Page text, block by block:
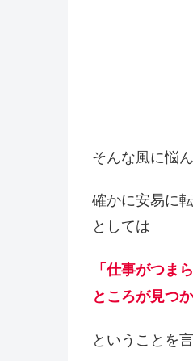
そんな風に悩
確かに安易に
としては
「仕事がつま
ところが見つ
ということを